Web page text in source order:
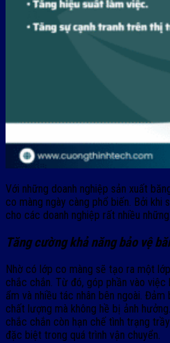
Với những doanh nghiệp sản xuất
co màng ngày càng phổ biến. Bởi khi
cho các doanh nghiệp rất nhiều
Tăng cường khả năng bảo vệ
Nhờ có lớp co màng sẽ tạo ra một
chắc chắn. Từ đó, góp phần vào
ẩm và nhiều tác nhân bên ngoài.
chất lượng mà không hề bị ảnh
chắc chắn còn hạn chế tình trạng
đặc biệt trong quá trình vận chuyển.